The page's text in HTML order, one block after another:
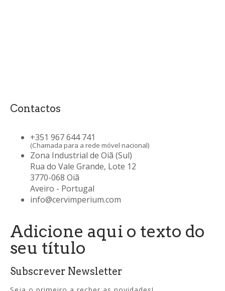
Contactos
+351 967 644 741
(Chamada para a rede móvel nacional)
Zona Industrial de Oiã (Sul)
Rua do Vale Grande, Lote 12
3770-068 Oiã
Aveiro - Portugal
info@cervimperium.com
Adicione aqui o texto do
seu título
Subscrever Newsletter